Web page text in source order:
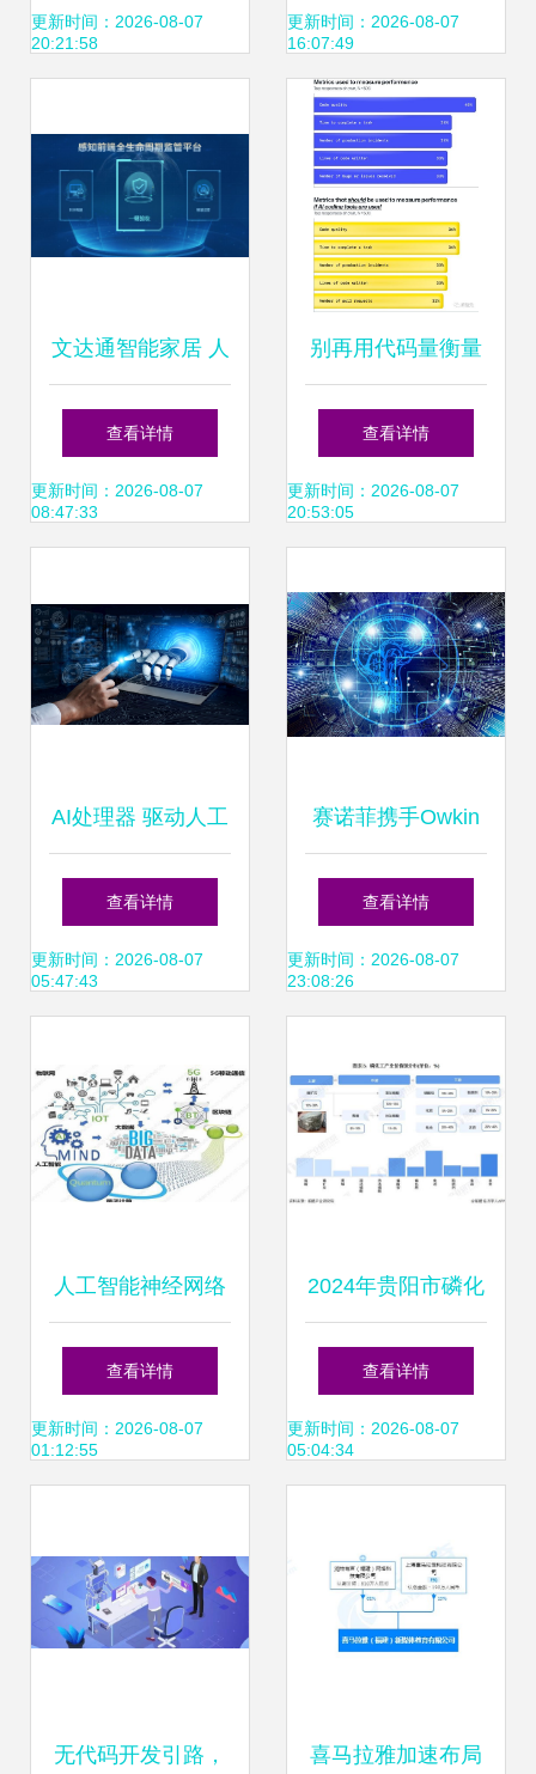
危机还是转机
更新时间：2026-08-07
20:21:58
进边缘计算与AI应
用创新
更新时间：2026-08-07
16:07:49
文达通智能家居 人
工智能应用软件的
创新实践
查看详情
更新时间：2026-08-07
08:47:33
别再用代码量衡量
产出了 GitHub调研
显示92%开发者使
人工智能重塑软件
开发新标准
查看详情
更新时间：2026-08-07
20:53:05
AI处理器 驱动人工
智能应用软件发展
的核心引擎
查看详情
更新时间：2026-08-07
05:47:43
赛诺菲携手Owkin
启动2.7亿美元癌症
AI研发计划，深耕
查看详情
更新时间：2026-08-07
23:08:26
人工智能神经网络
基础设施的核心与
人工智能应用软件
查看详情
更新时间：2026-08-07
01:12:55
2024年贵阳市磷化
工产业链全景图谱
政策、现状、布局
查看详情
更新时间：2026-08-07
05:04:34
无代码开发引路， 喜马拉雅加速布局